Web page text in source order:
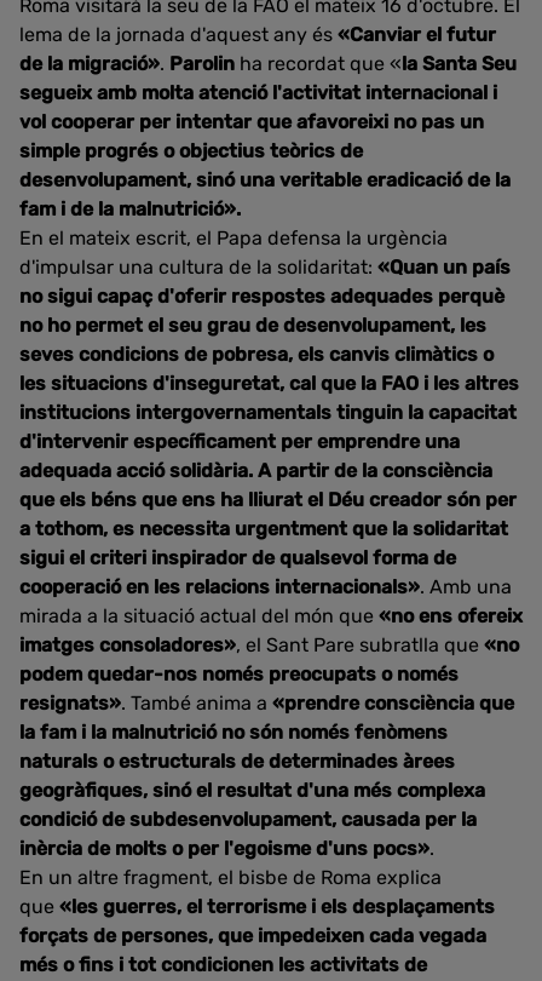
Roma visitarà la seu de la FAO el mateix 16 d'octubre. El
lema de la jornada d'aquest any és «Canviar el futur
de la migració». Parolin ha recordat que «la Santa Seu
segueix amb molta atenció l'activitat internacional i
vol cooperar per intentar que afavoreixi no pas un
simple progrés o objectius teòrics de
desenvolupament, sinó una veritable eradicació de la
fam i de la malnutrició».
En el mateix escrit, el Papa defensa la urgència
d'impulsar una cultura de la solidaritat: «Quan un país
no sigui capaç d'oferir respostes adequades perquè
no ho permet el seu grau de desenvolupament, les
seves condicions de pobresa, els canvis climàtics o
les situacions d'inseguretat, cal que la FAO i les altres
institucions intergovernamentals tinguin la capacitat
d'intervenir específicament per emprendre una
adequada acció solidària. A partir de la consciència
que els béns que ens ha lliurat el Déu creador són per
a tothom, es necessita urgentment que la solidaritat
sigui el criteri inspirador de qualsevol forma de
cooperació en les relacions internacionals». Amb una
mirada a la situació actual del món que «no ens ofereix
imatges consoladores», el Sant Pare subratlla que «no
podem quedar-nos només preocupats o només
resignats». També anima a «prendre consciència que
la fam i la malnutrició no són només fenòmens
naturals o estructurals de determinades àrees
geogràfiques, sinó el resultat d'una més complexa
condició de subdesenvolupament, causada per la
inèrcia de molts o per l'egoisme d'uns pocs».
En un altre fragment, el bisbe de Roma explica
que «les guerres, el terrorisme i els desplaçaments
forçats de persones, que impedeixen cada vegada
més o fins i tot condicionen les activitats de